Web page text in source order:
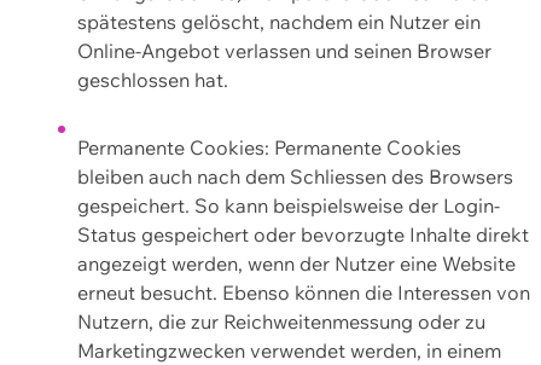
spätestens gelöscht, nachdem ein Nutzer ein
Online-Angebot verlassen und seinen Browser
geschlossen hat.
Permanente Cookies: Permanente Cookies
bleiben auch nach dem Schliessen des Browsers
gespeichert. So kann beispielsweise der Login-
Status gespeichert oder bevorzugte Inhalte direkt
angezeigt werden, wenn der Nutzer eine Website
erneut besucht. Ebenso können die Interessen von
Nutzern, die zur Reichweitenmessung oder zu
Marketingzwecken verwendet werden, in einem